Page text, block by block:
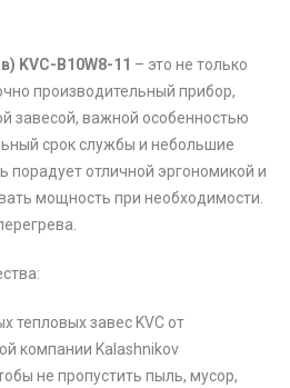
KVС- B10W8-11 – это не только
производительный прибор,
завесой, важной особенностью
срок службы и небольшие
отличной эргономикой и
мощность при необходимости.
тепловых завес KVС от
компании Kalashnikov
не пропустить пыль, мусор,